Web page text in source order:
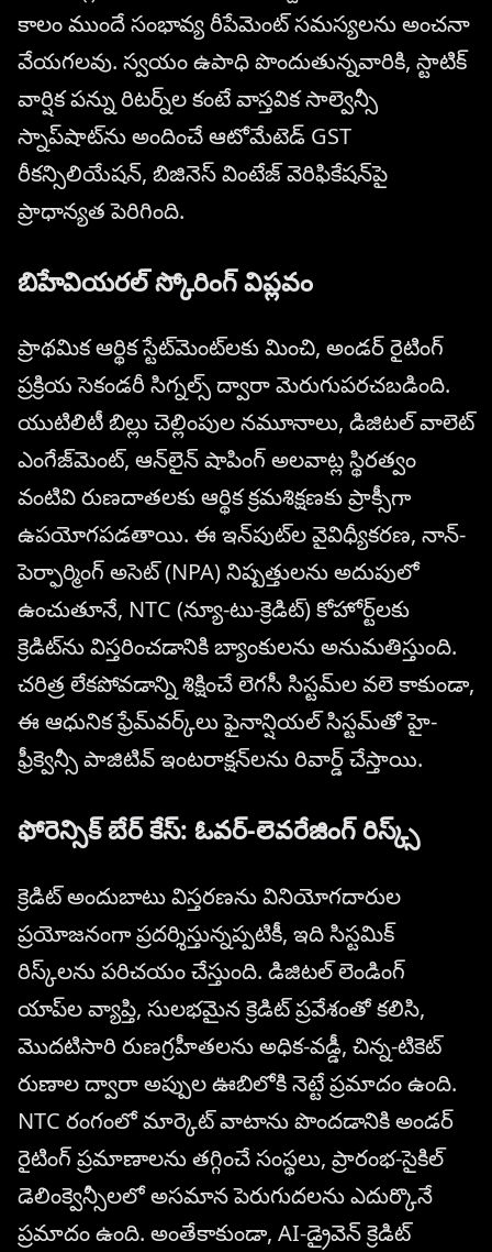
కాలం ముందే సంభావ్య రీపేమెంట్ సమస్యలను అంచనా
వేయగలవు. స్వయం ఉపాధి పొందుతున్నవారికి, స్టాటిక్
వార్షిక పన్ను రిటర్న్‌ల కంటే వాస్తవిక సాల్వెన్సీ
స్నాప్‌షాట్‌ను అందించే ఆటోమేటెడ్ GST
రీకన్సిలియేషన్, బిజినెస్ వింటేజ్ వెరిఫికేషన్‌పై
ప్రాధాన్యత పెరిగింది.
బిహేవియరల్ స్కోరింగ్ విప్లవం
ప్రాథమిక ఆర్థిక స్టేట్‌మెంట్‌లకు మించి, అండర్ రైటింగ్
ప్రక్రియ సెకండరీ సిగ్నల్స్ ద్వారా మెరుగుపరచబడింది.
యుటిలిటీ బిల్లు చెల్లింపుల నమూనాలు, డిజిటల్ వాలెట్
ఎంగేజ్‌మెంట్, ఆన్‌లైన్ షాపింగ్ అలవాట్ల స్థిరత్వం
వంటివి రుణదాతలకు ఆర్థిక క్రమశిక్షణకు ప్రాక్సీగా
ఉపయోగపడతాయి. ఈ ఇన్‌పుట్‌ల వైవిధ్యీకరణ, నాన్-
పెర్ఫార్మింగ్ అసెట్ (NPA) నిష్పత్తులను అదుపులో
ఉంచుతూనే, NTC (న్యూ-టు-క్రెడిట్) కోహోర్ట్‌లకు
క్రెడిట్‌ను విస్తరించడానికి బ్యాంకులను అనుమతిస్తుంది.
చరిత్ర లేకపోవడాన్ని శిక్షించే లెగసీ సిస్టమ్‌ల వలె కాకుండా,
ఈ ఆధునిక ఫ్రేమ్‌వర్క్‌లు ఫైనాన్షియల్ సిస్టమ్‌తో హై-
ఫ్రీక్వెన్సీ పాజిటివ్ ఇంటరాక్షన్‌లను రివార్డ్ చేస్తాయి.
ఫోరెన్సిక్ బేర్ కేస్: ఓవర్-లెవరేజింగ్ రిస్క్స్
క్రెడిట్ అందుబాటు విస్తరణను వినియోగదారుల
ప్రయోజనంగా ప్రదర్శిస్తున్నప్పటికీ, ఇది సిస్టమిక్
రిస్క్‌లను పరిచయం చేస్తుంది. డిజిటల్ లెండింగ్
యాప్‌ల వ్యాప్తి, సులభమైన క్రెడిట్ ప్రవేశంతో కలిసి,
మొదటిసారి రుణగ్రహీతలను అధిక-వడ్డీ, చిన్న-టికెట్
రుణాల ద్వారా అప్పుల ఊబిలోకి నెట్టే ప్రమాదం ఉంది.
NTC రంగంలో మార్కెట్ వాటాను పొందడానికి అండర్
రైటింగ్ ప్రమాణాలను తగ్గించే సంస్థలు, ప్రారంభ-సైకిల్
డెలింక్వెన్సీలలో అసమాన పెరుగుదలను ఎదుర్కొనే
ప్రమాదం ఉంది. అంతేకాకుండా, AI-డ్రైవెన్ క్రెడిట్